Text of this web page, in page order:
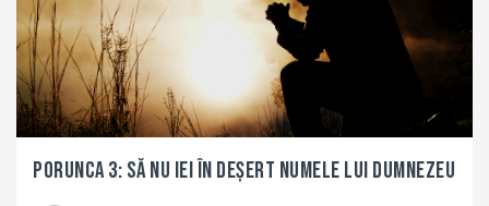
Porunca 3: Să nu iei în deşert Numele lui Dumnezeu